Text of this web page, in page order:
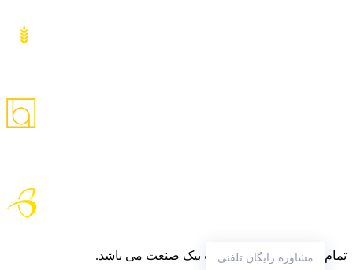
مشاوره رایگان تلفنی
تمام حقوق متعلق به شرکت بیک صنعت می باشد.